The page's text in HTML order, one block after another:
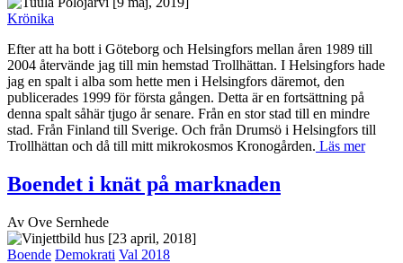
Krönika
Efter att ha bott i Göteborg och Helsingfors mellan åren 1989 till
2004 återvände jag till min hemstad Trollhättan. I Helsingfors hade
jag en spalt i alba som hette men i Helsingfors däremot, den
publicerades 1999 för första gången. Detta är en fortsättning på
denna spalt såhär tjugo år senare. Från en stor stad till en mindre
stad. Från Finland till Sverige. Och från Drumsö i Helsingfors till
Trollhättan och då till mitt mikrokosmos Kronogården. Läs mer
Boendet i knät på marknaden
Av Ove Sernhede
[23 april, 2018]
Boende Demokrati Val 2018